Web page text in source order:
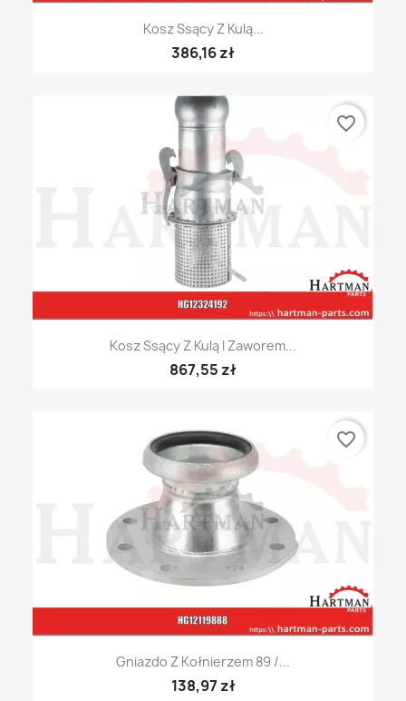
Kosz Ssący Z Kulą...
386,16 zł
Kosz Ssący Z Kulą I Zaworem...
867,55 zł
favorite_border
Gniazdo Z Kołnierzem 89 /...
138,97 zł
favorite_border